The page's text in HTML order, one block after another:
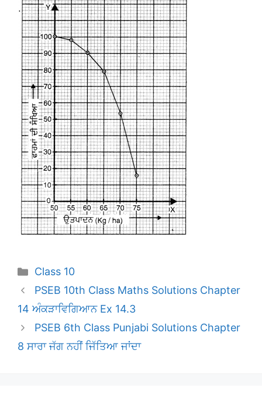
Categories
Class 10
PSEB 10th Class Maths Solutions Chapter
14 ਅੰਕੜਾਵਿਗਿਆਨ Ex 14.3
PSEB 6th Class Punjabi Solutions Chapter
8 ਸਾਰਾ ਜੱਗ ਨਹੀਂ ਜਿੱਤਿਆ ਜਾਂਦਾ